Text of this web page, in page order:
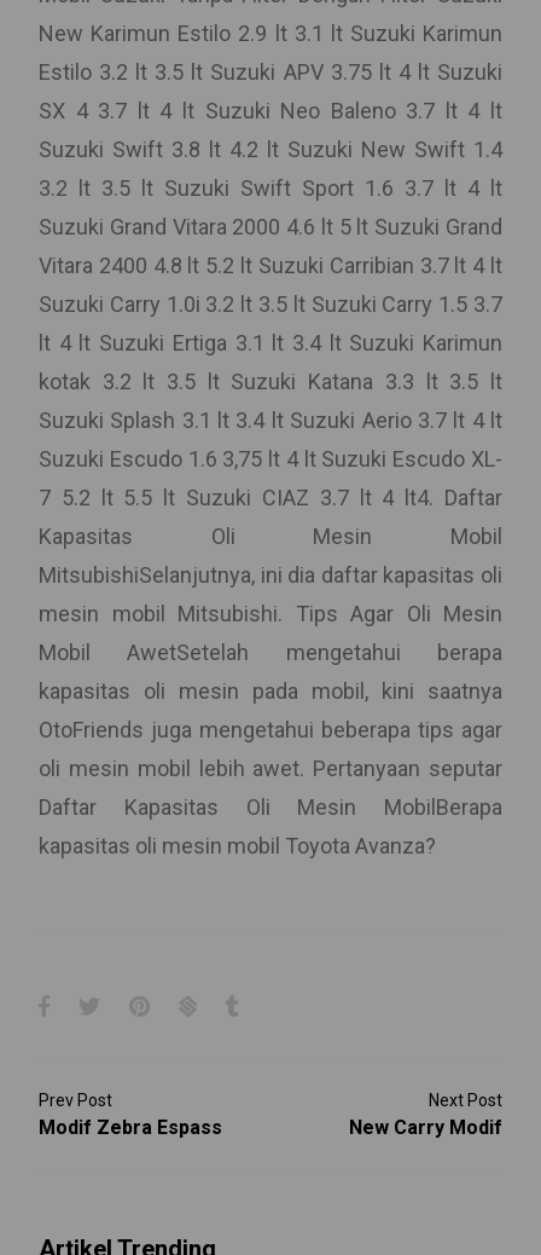
New Karimun Estilo 2.9 lt 3.1 lt Suzuki Karimun
Estilo 3.2 lt 3.5 lt Suzuki APV 3.75 lt 4 lt Suzuki
SX 4 3.7 lt 4 lt Suzuki Neo Baleno 3.7 lt 4 lt
Suzuki Swift 3.8 lt 4.2 lt Suzuki New Swift 1.4
3.2 lt 3.5 lt Suzuki Swift Sport 1.6 3.7 lt 4 lt
Suzuki Grand Vitara 2000 4.6 lt 5 lt Suzuki Grand
Vitara 2400 4.8 lt 5.2 lt Suzuki Carribian 3.7 lt 4 lt
Suzuki Carry 1.0i 3.2 lt 3.5 lt Suzuki Carry 1.5 3.7
lt 4 lt Suzuki Ertiga 3.1 lt 3.4 lt Suzuki Karimun
kotak 3.2 lt 3.5 lt Suzuki Katana 3.3 lt 3.5 lt
Suzuki Splash 3.1 lt 3.4 lt Suzuki Aerio 3.7 lt 4 lt
Suzuki Escudo 1.6 3,75 lt 4 lt Suzuki Escudo XL-
7 5.2 lt 5.5 lt Suzuki CIAZ 3.7 lt 4 lt4. Daftar
Kapasitas Oli Mesin Mobil
MitsubishiSelanjutnya, ini dia daftar kapasitas oli
mesin mobil Mitsubishi. Tips Agar Oli Mesin
Mobil AwetSetelah mengetahui berapa
kapasitas oli mesin pada mobil, kini saatnya
OtoFriends juga mengetahui beberapa tips agar
oli mesin mobil lebih awet. Pertanyaan seputar
Daftar Kapasitas Oli Mesin MobilBerapa
kapasitas oli mesin mobil Toyota Avanza?
Prev Post
Modif Zebra Espass
Next Post
New Carry Modif
Artikel Trending